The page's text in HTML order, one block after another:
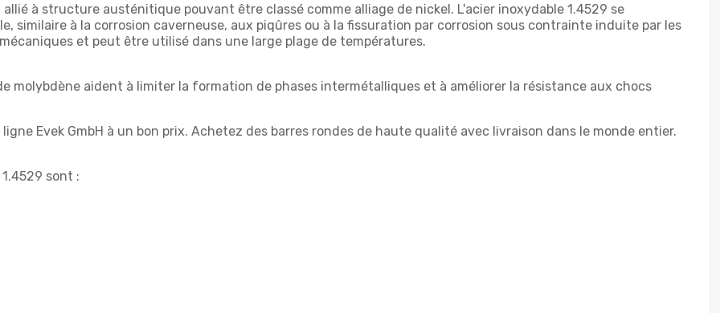
à structure austénitique pouvant être classé comme alliage de nickel. L'acier inoxydable 1.4529 se
similaire à la corrosion caverneuse, aux piqûres ou à la fissuration par corrosion sous contrainte induite par les
et peut être utilisé dans une large plage de températures.
molybdène aident à limiter la formation de phases intermétalliques et à améliorer la résistance aux chocs
Evek GmbH à un bon prix. Achetez des barres rondes de haute qualité avec livraison dans le monde entier.
sont :